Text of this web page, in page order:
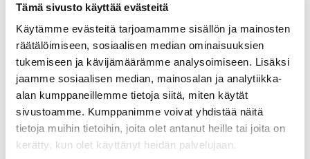
Tämä sivusto käyttää evästeitä
Käytämme evästeitä tarjoamamme sisällön ja mainosten
räätälöimiseen, sosiaalisen median ominaisuuksien
tukemiseen ja kävijämäärämme analysoimiseen. Lisäksi
jaamme sosiaalisen median, mainosalan ja analytiikka-
alan kumppaneillemme tietoja siitä, miten käytät
sivustoamme. Kumppanimme voivat yhdistää näitä
tietoja muihin tietoihin, joita olet antanut heille tai joita on
kerätty, kun olet käyttänyt heidän palvelujaan.
hengittämään tasaisesti.
4. Harjoittele esiintymistä
Altistusharjoittelu auttaa pääsemään yli jännityksestä.
Esiintymistä voi harjoitella vaikkapa ystävien edessä, ja joissakin
yliopistoissa on tarjolla esiintymiseen liittyviä kursseja.
5. Mistä saa apua, jos jännitys haittaa
opintoja?